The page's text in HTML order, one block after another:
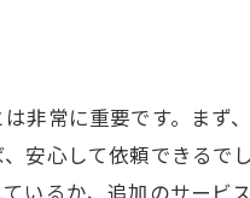
費用とサービス
アフターサービ
非常に重要です。ま
安心して依頼できる
いるか、追加のサービ